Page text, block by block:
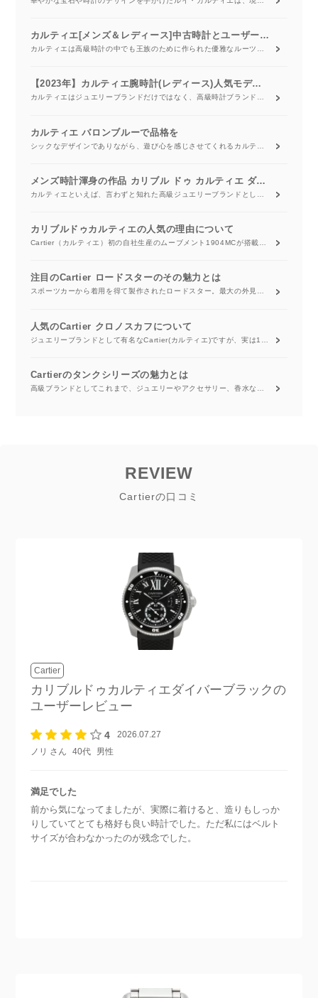
カルティエ[メンズ＆レディース]中古時計とユーザーレビューをご紹介
【2023年】カルティエ腕時計(レディース)人気モデルランキング
カルティエはジュエリーブランドだけではなく、高級時計ブランドとしても有名です。 定番の「タンク」シリーズや、女性らしさを演出する「バロンブルー」など、数多くの人気コレクションが発売されています。 人気のあるカルティエを、実際にKARITOKEでレンタルされたランキング順にご紹介していきます。 デート・同窓会・仕事関係など、シーン別におすすめのモデルを掲載していますので、ぜひご参考下さい。
カルティエ バロンブルーで品格を
メンズ時計渾身の作品 カリブル ドゥ カルティエ ダイバー
カリブルドゥカルティエの人気の理由について
注目のCartier ロードスターのその魅力とは
スポーツカーから着用を得て製作されたロードスター。最大の外見的な特徴は亀甲型のケース。流れるような曲線のデザインはスポーツカーをモチーフにデザインされた証です。ベーシックな機能のみのモデルだけでなく、GMT機能やクロノグラフ機能を搭載したモデルもあります。今回は、ロードスターについてご紹介します。
人気のCartier クロノスカフについて
Cartierのタンクシリーズの魅力とは
REVIEW
Cartierの口コミ
Cartier
カリブルドゥカルティエダイバーブラックの
ユーザーレビュー
4
2026.07.27
ノリ さん
40代 男性
満足でした
前から気になってましたが、実際に着けると、造りもしっか
りしていてとても格好も良い時計でした。ただ私にはベルト
サイズが合わなかったのが残念でした。